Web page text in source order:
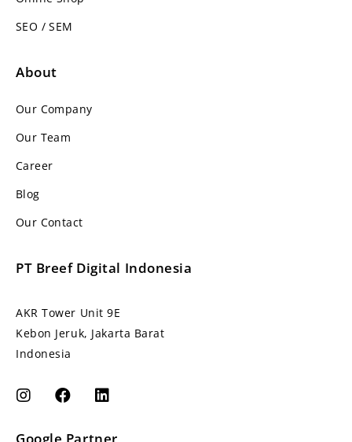
SEO / SEM
About
Our Company
Our Team
Career
Blog
Our Contact
PT Breef Digital Indonesia
AKR Tower Unit 9E
Kebon Jeruk, Jakarta Barat
Indonesia